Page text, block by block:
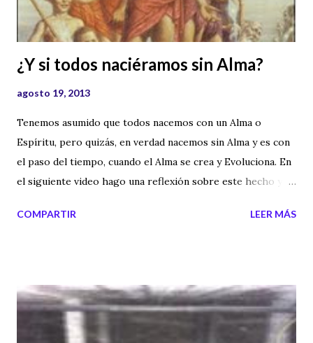
¿Y si todos naciéramos sin Alma?
agosto 19, 2013
Tenemos asumido que todos nacemos con un Alma o
Espíritu, pero quizás, en verdad nacemos sin Alma y es con
el paso del tiempo, cuando el Alma se crea y Evoluciona. En
el siguiente video hago una reflexión sobre este hecho y
personas en el mundo... ¿Hay más Almas ahora que en el
COMPARTIR LEER MÁS